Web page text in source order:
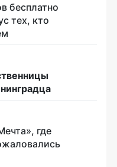
бесплатно
тех, кто
где